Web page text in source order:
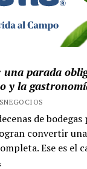
una parada
y la
de
convertir
Ese es el